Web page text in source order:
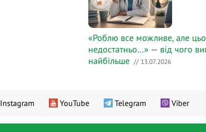
«Роблю все можливе, але
недостатньо…» — від чого
найбільше // 13.07.2026
Instagram YouTube Telegram Viber